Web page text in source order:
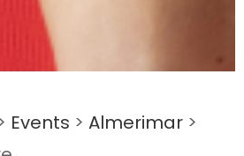
Events > Almerimar >